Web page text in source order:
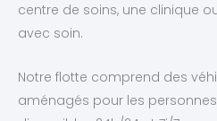
centre de soins, une clinique
avec soin.
Notre flotte comprend des
aménagés pour les